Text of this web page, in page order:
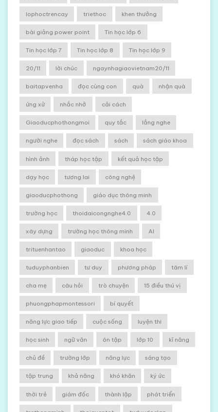
lophoctrencay triethoc khen thưởng
bài giảng power point Tin học lớp 6
Tin học lớp 7 Tin học lớp 8 Tin học lớp 9
20/11 lời chúc ngaynhagiaovietnam20/11
baitapvenha đọc cùng con quà nhận quà
ứng xử nhắc nhở cải cách
Giaoducphothongmoi quy tắc lắng nghe
người nghe đọc sách sách sách giáo khoa
hình ảnh tháp học tập kết quả học tập
dạy học tương lai công nghệ
giaoducphothong giáo dục thông minh
trường học thoidaicongnghe4.0 4.0
xây dựng trường học thông minh AI
trituenhantao giaoduc khoa học
tuduyphanbien tư duy phương pháp tâm lí
cha mẹ câu hỏi trò chuyện 15 điều thú vị
phuongphapmontessori bí quyết
năng lực giao tiếp cuộc sống luyện thi
học sinh ngữ văn ôn tập lớp 10 kĩ năng
chủ đề trường lớp năng lực sáng tạo
tập trung khả năng khó khăn ký ức
thời trẻ giám đốc thành lập phát triển